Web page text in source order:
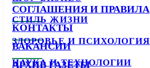
СТИЛЬ ЖИЗНИ
ЗДОРОВЬЕ И ПСИХОЛОГИЯ
НАУКА И ТЕХНОЛОГИИ
СОГЛАШЕНИЯ И ПРАВИЛА
КОНТАКТЫ
ВАКАНСИИ
АРХИВ ГАЗЕТЫ